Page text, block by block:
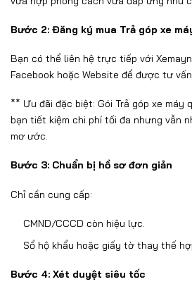
Bước 2: Đăng ký mua Trả góp xe
Bạn có thể liên hệ trực tiếp với
Facebook hoặc Website để được tư v
** Ưu đãi đặc biệt: Gói Trả góp xe máy
bạn tiết kiệm chi phí tối đa nhưng vẫn
mơ ước.
Bước 3: Chuẩn bị hồ sơ đơn giản
Chỉ cần cung cấp:
CMND/CCCD còn hiệu lực.
Sổ hộ khẩu hoặc giấy tờ thay thế
Bước 4: Xét duyệt siêu tốc